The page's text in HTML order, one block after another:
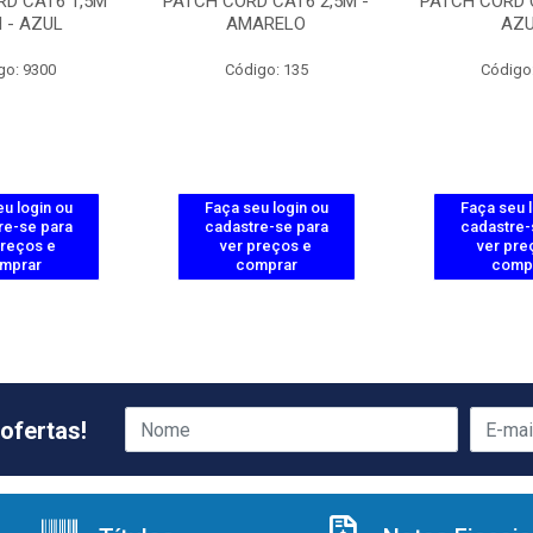
- AZUL
9300
login ou
se para
e
AMARELO
Código: 135
Faça seu login ou
cadastre-se para
ver preços e
comprar
Faça seu
ver